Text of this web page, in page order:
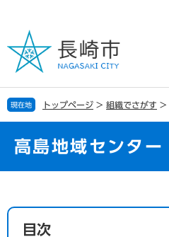
の
で
す
ー
ば
し
へ
現在地 トップページ > 組織でさがす >
高島地域センター
文
目次